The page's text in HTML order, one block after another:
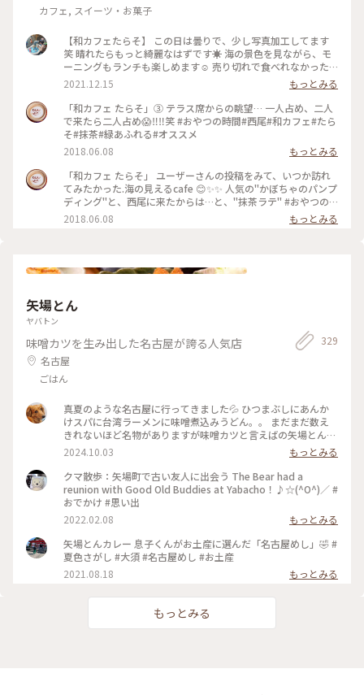
カフェ, スイーツ・お菓子
【和カフェたらそ】 この日は曇りで、少し写真加工してます
笑 晴れたらもっと綺麗なはずです☀️ 海の景色を見ながら、モ
ーニングもランチも楽しめます☺️ 売り切れで食べれなかった
のですが、カレーが大人気だそうです🍛 #愛知カフェ #西尾
市カフェ #和カフェたらそ #トースト ＃海
2021.12.15
もっとみる
「和カフェ たらそ」③ テラス席からの眺望… 一人占め、二人
で来たら二人占め😱‼️‼️笑 #おやつの時間#西尾#和カフェ#たら
そ#抹茶#緑あふれる#オススメ
2018.06.08
もっとみる
「和カフェ たらそ」 ユーザーさんの投稿をみて、いつか訪れ
てみたかった.海の見えるcafe 😊✨✨ 人気の"かぼちゃのパンプ
ディング"と、西尾に来たからは…と、"抹茶ラテ" #おやつの
時間#西尾#和カフェ#たらそ#抹茶#緑あふれる#オススメ
2018.06.08 もっとみる
矢場とん
ヤバトン
味噌カツを生み出した名古屋が誇る人気店
名古屋
ごはん
329
真夏のような名古屋に行ってきました💦 ひつまぶしにあんか
けスパに台湾ラーメンに味噌煮込みうどん。。 まだまだ数え
きれないほど名物がありますが味噌カツと言えばの矢場とん
🐷 初めて伺いました♪ お店の中も豚さん尽くし😆 で、味噌
カツは？？💦 ミックスフライですねぇ🤣 サクサクで熱々で
美味しかったぁ💕 味噌ダレも付いてきましたが私はやっぱり
ソース派です🙏 向かいで友達はとても美味しそうに味噌カツ
頬張ってました🐷 良かった 良かった♪ #名物 #ランチ
2024.10.03
もっとみる
クマ散歩：矢場町で古い友人に出会う The Bear had a
reunion with Good Old Buddies at Yabacho！♪☆(^O^)／ #
おでかけ #思い出
2022.02.08
もっとみる
矢場とんカレー 息子くんがお土産に選んだ「名古屋めし」🤣 #
夏色さがし #大須 #名古屋めし #お土産
2021.08.18
もっとみる
もっとみる